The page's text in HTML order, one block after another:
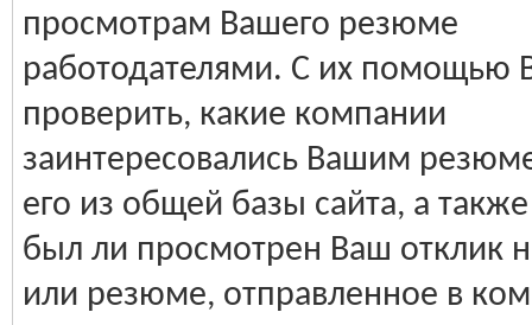
просмотрам Вашего резюме
работодателями. С их помощью
проверить, какие компании
заинтересовались Вашим
его из общей базы сайта, а
был ли просмотрен Ваш отклик
или резюме, отправленное в